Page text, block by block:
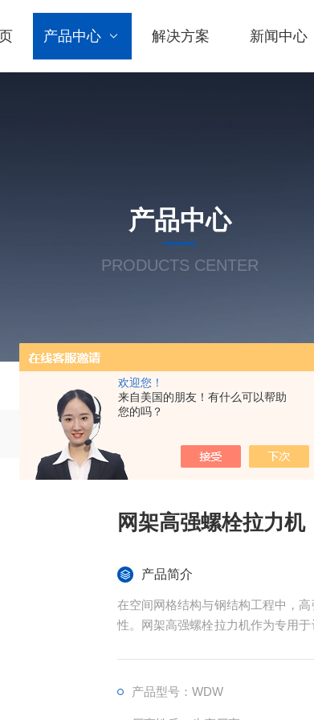
欢迎您！
来自美国的朋友！有什么可以帮助
您的吗？
产品中心 解决方案 新闻中心
产品中心
PRODUCTS CENTER
当前位置：
网架高强螺栓拉力机
产品简介
在空间网格结构与钢结构工程中，
性。网架高强螺栓拉力机作为专用
产品型号：WDW